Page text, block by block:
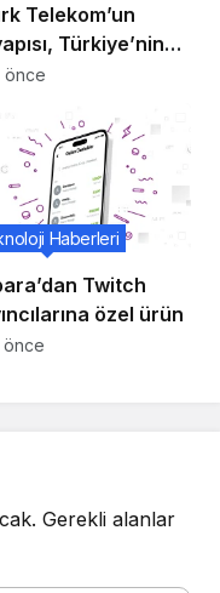
Telekom’un
Türkiye’nin
Türkiye’de
demektir”
önce
Twitch
özel ürün
Haberleri
önce
Gerekli alanlar